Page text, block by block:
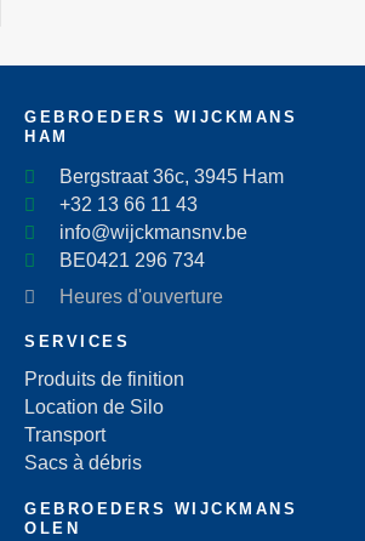
GEBROEDERS WIJCKMANS
HAM
Bergstraat 36c, 3945 Ham
+32 13 66 11 43
info@wijckmansnv.be
BE0421 296 734
Heures d'ouverture
SERVICES
Produits de finition
Location de Silo
Transport
Sacs à débris
GEBROEDERS WIJCKMANS
OLEN